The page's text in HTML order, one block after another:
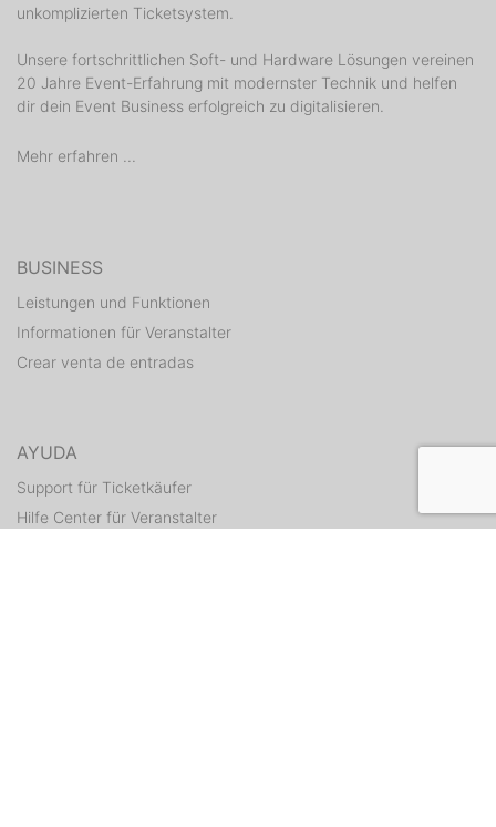
unkomplizierten Ticketsystem.
Unsere fortschrittlichen Soft- und Hardware Lösungen vereinen
20 Jahre Event-Erfahrung mit modernster Technik und helfen
dir dein Event Business erfolgreich zu digitalisieren.
Mehr erfahren ...
BUSINESS
Leistungen und Funktionen
Informationen für Veranstalter
Crear venta de entradas
AYUDA
Support für Ticketkäufer
Hilfe Center für Veranstalter